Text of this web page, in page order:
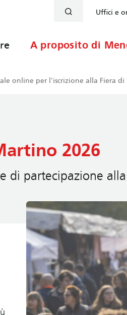
Uffici e
A proposito di
online per l'iscrizione alla Fiera di
2026
di partecipazione